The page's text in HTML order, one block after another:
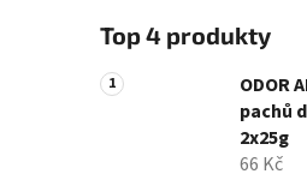
n
e
l
Top 4 produkty
ODOR
pachů
2x25g
66 Kč